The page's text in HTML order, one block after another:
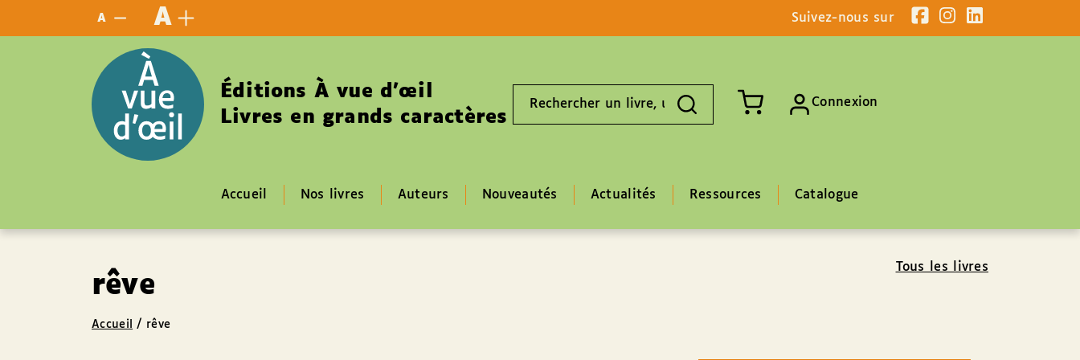
A A Suivez-nous sur
Éditions À vue d’œil
Livres en grands caractères livre,
Connexion
Accueil Nos livres Auteurs Nouveautés Actualités Ressources Catalogue
rêve
Tous les livres
Accueil / rêve
Panneau de gestion des cookies